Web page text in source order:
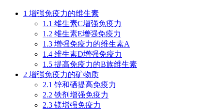
1 增强免疫力的维生素
1.1 维生素C增强免疫力
1.2 维生素E增强免疫力
1.3 增强免疫力的维生素A
1.4 维生素D增强免疫力
1.5 提高免疫力的B族维生素
2 增强免疫力的矿物质
2.1 锌和硒提高免疫力
2.2 铁剂增强免疫力
2.3 镁增强免疫力